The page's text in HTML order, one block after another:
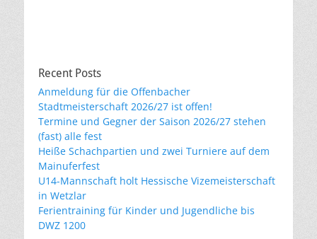
Recent Posts
Anmeldung für die Offenbacher
Stadtmeisterschaft 2026/27 ist offen!
Termine und Gegner der Saison 2026/27 stehen
(fast) alle fest
Heiße Schachpartien und zwei Turniere auf dem
Mainuferfest
U14-Mannschaft holt Hessische Vizemeisterschaft
in Wetzlar
Ferientraining für Kinder und Jugendliche bis
DWZ 1200